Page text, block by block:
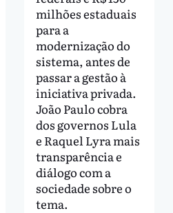
milhões estaduais
para a
modernização do
sistema, antes de
passar a gestão à
iniciativa privada.
João Paulo cobra
dos governos Lula
e Raquel Lyra mais
transparência e
diálogo com a
sociedade sobre o
tema.